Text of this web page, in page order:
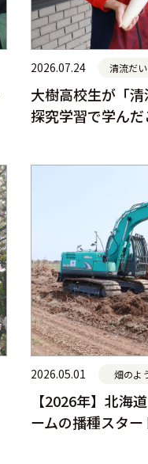
2026.07.24 清流だ
大樹高校生が「
探究学習で学ん
2026.05.01 畑のよ
【2026年】北海
ームの播種スター